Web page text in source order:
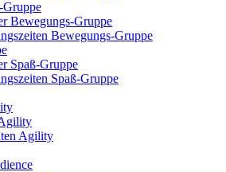
Gruppe
Bewegungs-Gruppe
Bewegungs-Gruppe
Spaß-Gruppe
Spaß-Gruppe
Agility